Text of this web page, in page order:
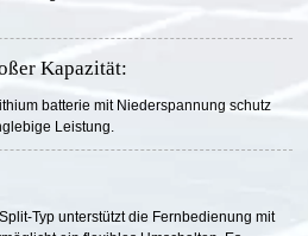
Kapazität:
batterie mit Niederspannung schutz
Leistung.
Typ unterstützt die Fernbedienung mit